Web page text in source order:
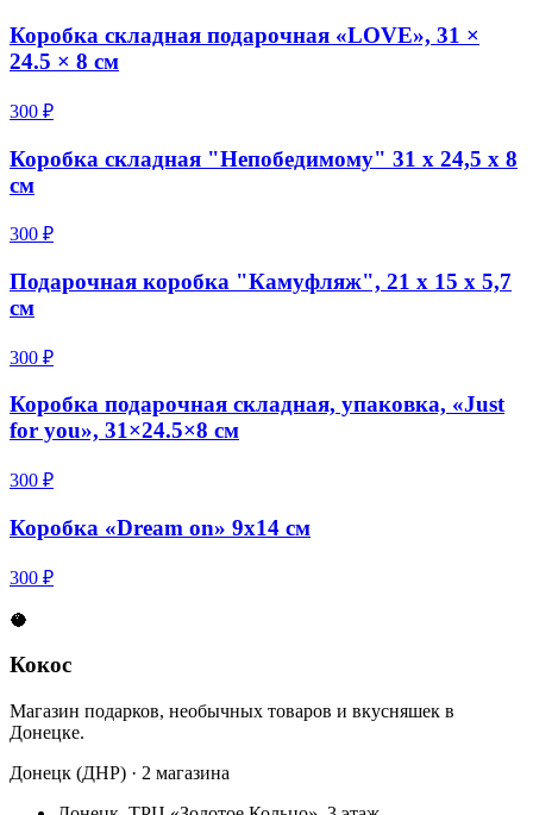
Коробка складная подарочная «LOVE», 31 ×
24.5 × 8 см
300 ₽
Коробка складная "Непобедимому" 31 х 24,5 х 8
см
300 ₽
Подарочная коробка "Камуфляж", 21 х 15 х 5,7
см
300 ₽
Коробка подарочная складная, упаковка, «Just
for you», 31×24.5×8 см
300 ₽
Коробка «Dream on» 9x14 см
300 ₽
🥥
Кокос
Магазин подарков, необычных товаров и вкусняшек в
Донецке.
Донецк (ДНР) · 2 магазина